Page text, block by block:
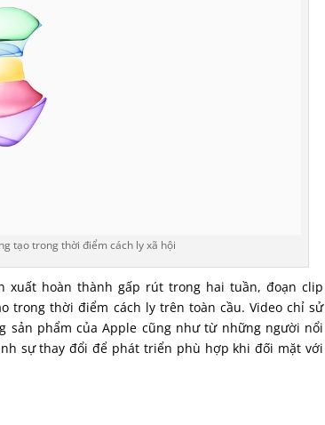
tạo trong thời điểm cách ly xã hội
hoàn thành gấp rút trong hai tuần, đoạn clip
trong thời điểm cách ly trên toàn cầu. Video chỉ sử
phẩm của Apple cũng như từ những người nổi
sự thay đổi để phát triển phù hợp khi đối mặt với